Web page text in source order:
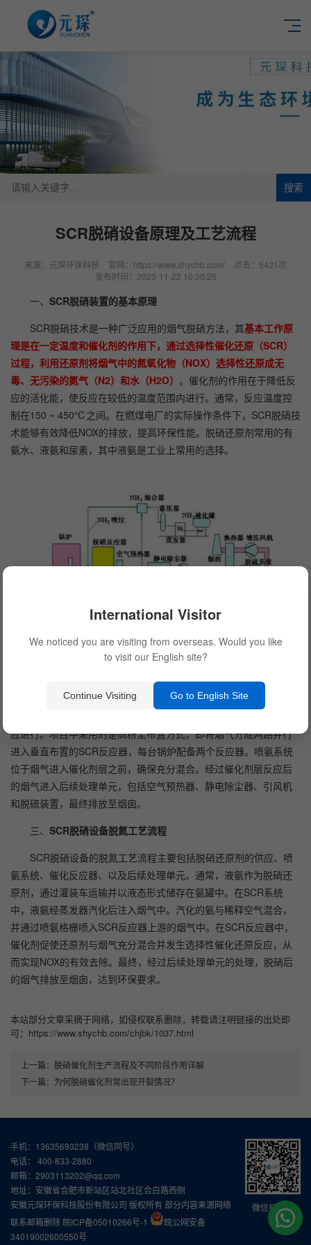
搜索
SCR脱硝设备原理及工艺流程
来源：元琛环保科技 官网：https://www.shychb.com/
点击：5421次
发布时间：2023-11-22 10:30:26
一、 SCR脱硝装置的基本原理
SCR脱硝技术是一种广泛应用的烟气脱硝方法，其基本工作原
理是在一定温度和催化剂的作用下，通过选择性催化还原（SCR）
过程，利用还原剂将烟气中的氮氧化物（NOX）选择性还原成无
毒、无污染的氮气（N2）和水（H2O） 。催化剂的作用在于降低反
应的活化能，使反应在较低的温度范围内进行。通常，反应温度控
制在150 ~ 450℃之间。在燃煤电厂的实际操作条件下，SCR脱硝技
术能够有效降低NOX的排放，提高环保性能。脱硝还原剂常用的有
氨水、液氨和尿素，其中液氨是工业上常用的选择。
SCR脱硝设备的系统组成
SCR脱硝设备的系统由SCR催化反应器、喷氨系统、烟气旁路
系统、氨储存及制备系统等组成。通常，SCR反应器位于高温烟道
应进行。项目中采用的是高粉尘布置方式，即将烟气分成两路并行
进入垂直布置的SCR反应器，每台锅炉配备两个反应器。喷氨系统
位于烟气进入催化剂层之前，确保充分混合。经过催化剂层反应后
的烟气进入后续处理单元，包括空气预热器、静电除尘器、引风机
和脱硫装置，最终排放至烟囱。
三、 SCR脱硝设备脱氮工艺流程
SCR脱硝设备的脱氮工艺流程主要包括脱硝还原剂的供应、喷
氨系统、催化反应器、以及后续处理单元。通常，液氨作为脱硝还
原剂，通过灌装车运输并以液态形式储存在氨罐中。在SCR系统
中，液氨经蒸发器汽化后注入烟气中。汽化的氨与稀释空气混合，
并通过喷氨格栅喷入SCR反应器上游的烟气中。在SCR反应器中，
催化剂促使还原剂与烟气充分混合并发生选择性催化还原反应，从
而实现NOX的有效去除。最终，经过后续处理单元的处理，脱硝后
的烟气排放至烟囱，达到环保要求。
本站部分文章采摘于网络，如侵权联系删除，转载请注明链接的出处即
可：https://www.shychb.com/chjbk/1037.html
上一篇： 脱硝催化剂生产流程及不同阶段作用详解
下一篇： 为何脱硝催化剂常出现开裂情况？
微信扫一扫
手机：13635693238（微信同号）
电话： 400-833-2880
邮箱：2903113202@qq.com
地址：安徽省合肥市新站区站北社区合白路西侧
安徽元琛环保科技股份有限公司 版权所有 部分内容来源网络
联系邮箱删除 皖ICP备05010266号-1
皖公网安备
34019002600550号
International Visitor
We noticed you are visiting from overseas. Would you like
to visit our English site?
Continue Visiting Go to English Site